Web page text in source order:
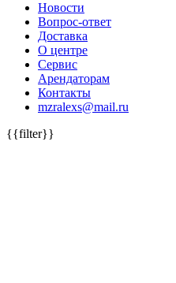
Новости
Вопрос-ответ
Доставка
О центре
Сервис
Арендаторам
Контакты
mzralexs@mail.ru
{{filter}}